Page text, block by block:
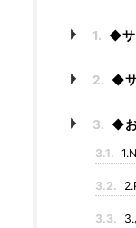
1. ◆サ
2. ◆サ
3. ◆お
3.1.
3.2.
3.3.